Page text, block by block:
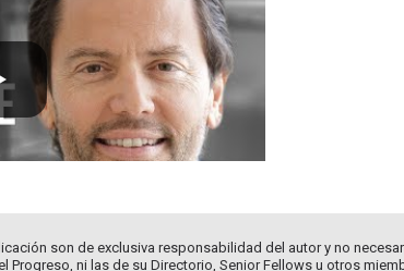
son de exclusiva responsabilidad del autor y no
Progreso, ni las de su Directorio, Senior Fellows u otros